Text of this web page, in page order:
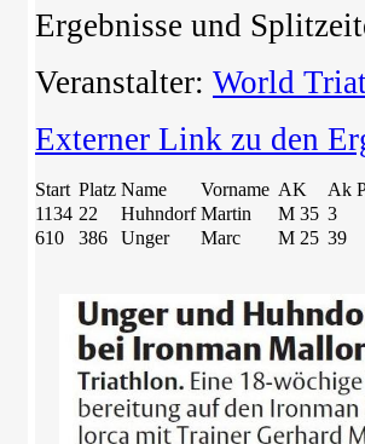
Ergebnisse und
Veranstalter: World
Externer Link zu den
Start Platz Name Vorname AK
Ak
1134 22 Huhndorf Martin M 35 3
610
386 Unger Marc M 25 39